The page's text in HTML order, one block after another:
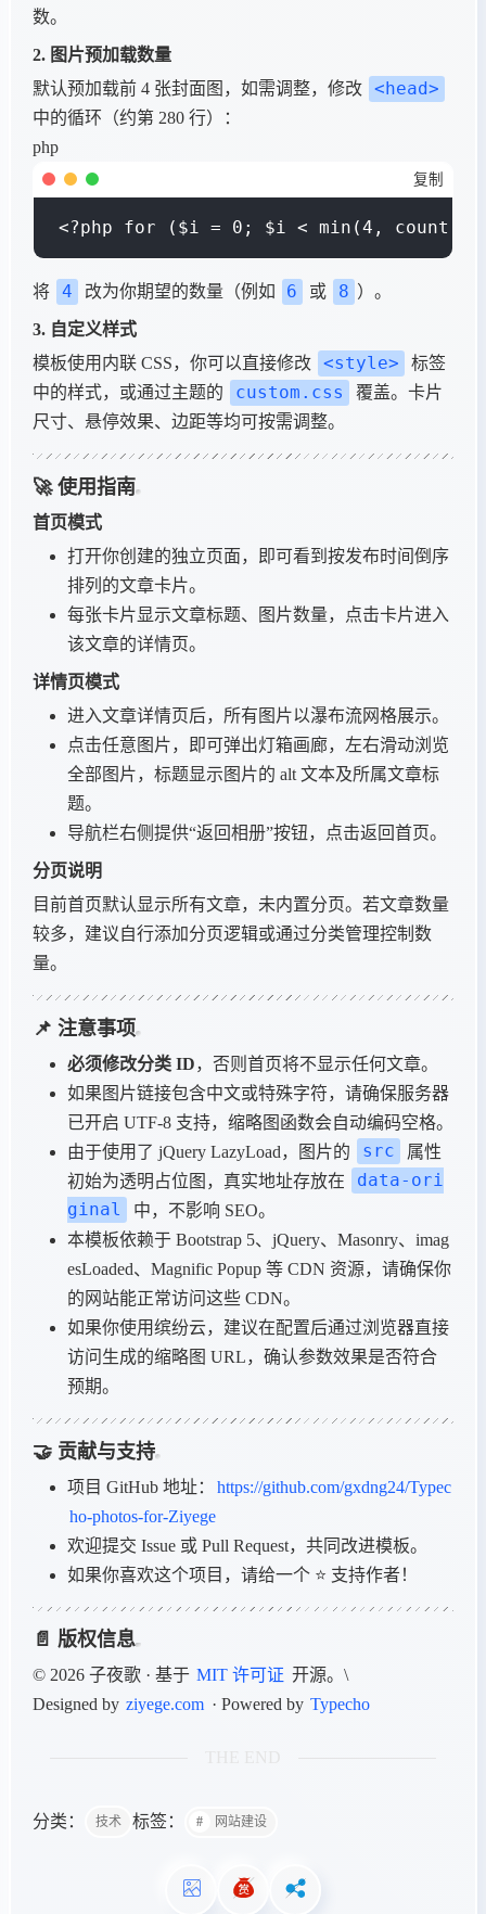
数。
2. 图片预加载数量
默认预加载前 4 张封面图，如需调整，修改
<head>
中的循环（约第 280 行）：
php
复制
<?php for ($i = 0; $i < min(4,
将 4 改为你期望的数量（例如 6 或 8 ）。
3. 自定义样式
模板使用内联 CSS，你可以直接修改
<style>
标签
中的样式，或通过主题的
custom.css
覆盖。卡片
尺寸、悬停效果、边距等均可按需调整。
🚀 使用指南
首页模式
打开你创建的独立页面，即可看到按发布时间倒序
排列的文章卡片。
每张卡片显示文章标题、图片数量，点击卡片进入
该文章的详情页。
详情页模式
进入文章详情页后，所有图片以瀑布流网格展示。
点击任意图片，即可弹出灯箱画廊，左右滑动浏览
全部图片，标题显示图片的 alt 文本及所属文章标
题。
导航栏右侧提供“返回相册”按钮，点击返回首页。
分页说明
目前首页默认显示所有文章，未内置分页。若文章数量
较多，建议自行添加分页逻辑或通过分类管理控制数
量。
📌 注意事项
必须修改分类 ID，否则首页将不显示任何文章。
如果图片链接包含中文或特殊字符，请确保服务器
已开启 UTF-8 支持，缩略图函数会自动编码空格。
由于使用了 jQuery LazyLoad，图片的
src
属性
初始为透明占位图，真实地址存放在
data-ori
ginal
中，不影响 SEO。
本模板依赖于 Bootstrap 5、jQuery、Masonry、imag
esLoaded、Magnific Popup 等 CDN 资源，请确保你
的网站能正常访问这些 CDN。
如果你使用缤纷云，建议在配置后通过浏览器直接
访问生成的缩略图 URL，确认参数效果是否符合
预期。
🤝 贡献与支持
项目 GitHub 地址：
https://github.com/gxdng24/Typec
ho-photos-for-Ziyege
欢迎提交 Issue 或 Pull Request，共同改进模板。
如果你喜欢这个项目，请给一个 ⭐️ 支持作者！
📄 版权信息
© 2026 子夜歌 · 基于 MIT 许可证 开源。\
Designed by ziyege.com · Powered by Typecho
分类： 技术 标签： 网站建设